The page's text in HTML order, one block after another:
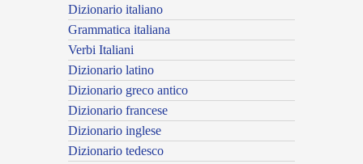
Dizionario italiano
Grammatica italiana
Verbi Italiani
Dizionario latino
Dizionario greco antico
Dizionario francese
Dizionario inglese
Dizionario tedesco